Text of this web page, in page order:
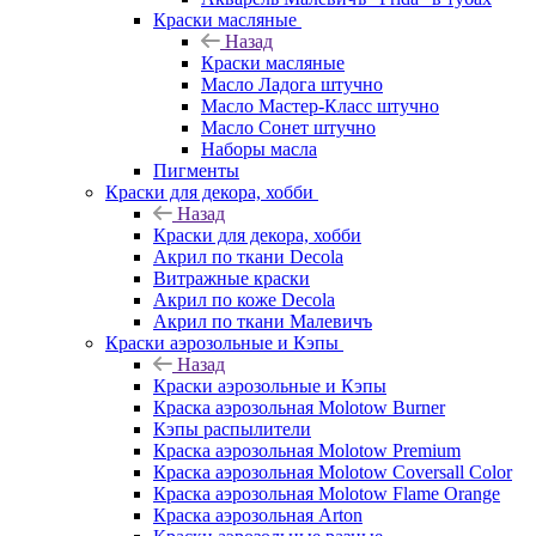
Краски масляные
Назад
Краски масляные
Масло Ладога штучно
Масло Мастер-Класс штучно
Масло Сонет штучно
Наборы масла
Пигменты
Краски для декора, хобби
Назад
Краски для декора, хобби
Акрил по ткани Decola
Витражные краски
Акрил по коже Decola
Акрил по ткани Малевичъ
Краски аэрозольные и Кэпы
Назад
Краски аэрозольные и Кэпы
Краска аэрозольная Molotow Burner
Кэпы распылители
Краска аэрозольная Molotow Premium
Краска аэрозольная Molotow Coversall Color
Краска аэрозольная Molotow Flame Orange
Краска аэрозольная Arton